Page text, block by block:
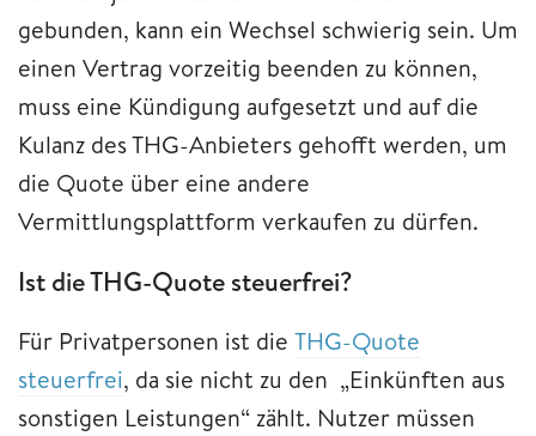
gebunden, kann ein Wechsel schwierig sein. Um
einen Vertrag vorzeitig beenden zu können,
muss eine Kündigung aufgesetzt und auf die
Kulanz des THG-Anbieters gehofft werden, um
die Quote über eine andere
Vermittlungsplattform verkaufen zu dürfen.
Ist die THG-Quote steuerfrei?
Für Privatpersonen ist die THG-Quote
steuerfrei, da sie nicht zu den „Einkünften aus
sonstigen Leistungen“ zählt. Nutzer müssen